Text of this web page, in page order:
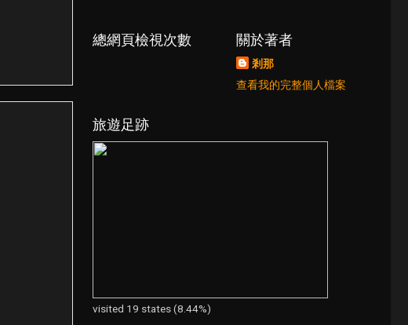
總網頁檢視次數 關於著者
剎那
查看我的完整個人檔案
旅遊足跡
visited 19 states (8.44%)